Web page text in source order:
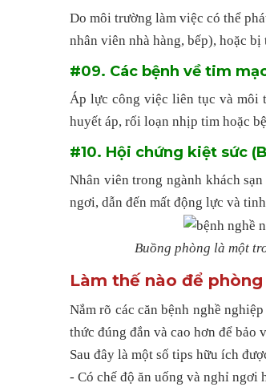
Do môi trường làm việc có thể
nhân viên nhà hàng, bếp), hoặc
#09. Các bệnh về tim
Áp lực công việc liên tục và môi
huyết áp, rối loạn nhịp tim hoặc
#10. Hội chứng kiệt sức
Nhân viên trong ngành khách
ngơi, dẫn đến mất động lực và
Buồng phòng là một
Làm thế nào để
Nắm rõ các căn bệnh nghề
thức đúng đắn và cao hơn để bảo
Sau đây là một số tips hữu ích
- Có chế độ ăn uống và nghỉ ngơi